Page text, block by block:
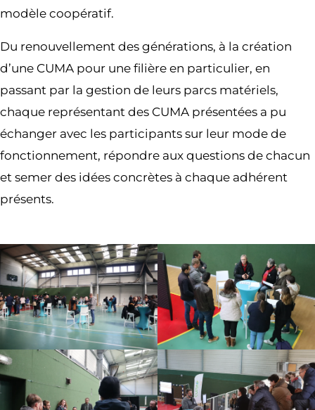
modèle coopératif.
Du renouvellement des générations, à la création
d’une CUMA pour une filière en particulier, en
passant par la gestion de leurs parcs matériels,
chaque représentant des CUMA présentées a pu
échanger avec les participants sur leur mode de
fonctionnement, répondre aux questions de chacun
et semer des idées concrètes à chaque adhérent
présents.